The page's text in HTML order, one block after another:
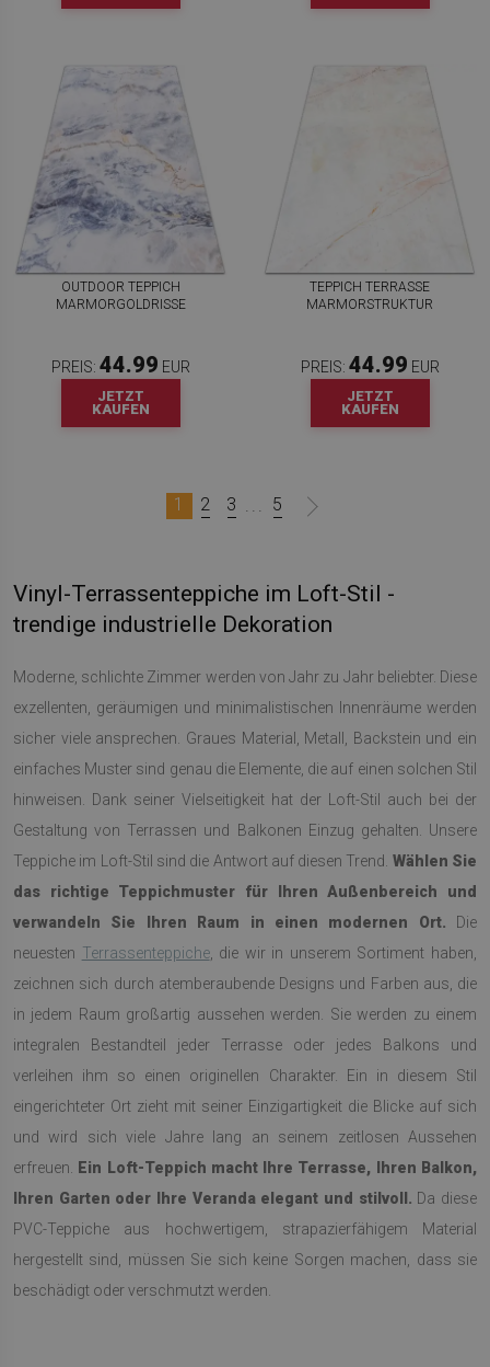
OUTDOOR TEPPICH
MARMORGOLDRISSE
PREIS: 44.99 EUR
JETZT
KAUFEN
TEPPICH TERRASSE
MARMORSTRUKTUR
PREIS: 44.99 EUR
JETZT
KAUFEN
1 2 3 ... 5
Vinyl-Terrassenteppiche im Loft-Stil -
trendige industrielle Dekoration
Moderne, schlichte Zimmer werden von Jahr zu Jahr beliebter. Diese
exzellenten, geräumigen und minimalistischen Innenräume werden
sicher viele ansprechen. Graues Material, Metall, Backstein und ein
einfaches Muster sind genau die Elemente, die auf einen solchen Stil
hinweisen. Dank seiner Vielseitigkeit hat der Loft-Stil auch bei der
Gestaltung von Terrassen und Balkonen Einzug gehalten. Unsere
Teppiche im Loft-Stil sind die Antwort auf diesen Trend. Wählen Sie
das richtige Teppichmuster für Ihren Außenbereich und
verwandeln Sie Ihren Raum in einen modernen Ort. Die
neuesten Terrassenteppiche, die wir in unserem Sortiment haben,
zeichnen sich durch atemberaubende Designs und Farben aus, die
in jedem Raum großartig aussehen werden. Sie werden zu einem
integralen Bestandteil jeder Terrasse oder jedes Balkons und
verleihen ihm so einen originellen Charakter. Ein in diesem Stil
eingerichteter Ort zieht mit seiner Einzigartigkeit die Blicke auf sich
und wird sich viele Jahre lang an seinem zeitlosen Aussehen
erfreuen.
Ein Loft-Teppich macht Ihre Terrasse, Ihren Balkon,
Ihren Garten oder Ihre Veranda elegant und stilvoll. Da diese
PVC-Teppiche aus hochwertigem, strapazierfähigem Material
hergestellt sind, müssen Sie sich keine Sorgen machen, dass sie
beschädigt oder verschmutzt werden.